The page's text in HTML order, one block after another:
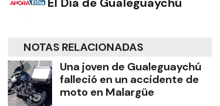
NOTAS RELACIONADAS
Una joven de Gualeguaychú
falleció en un accidente de
moto en Malargüe